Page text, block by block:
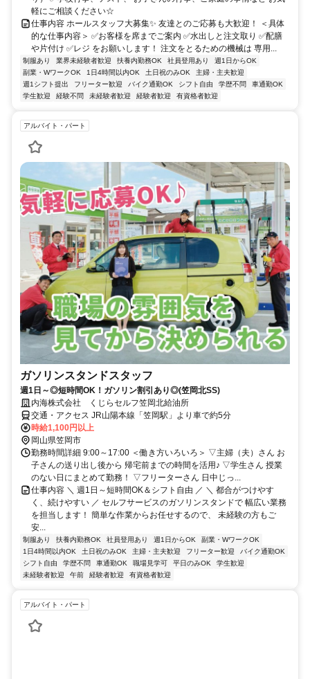
軽にご相談ください☆
仕事内容 ホールスタッフ大募集✨ 友達とのご応募も大歓迎！ ＜具体
的な仕事内容＞ ✅お客様を席までご案内 ✅水出しと注文取り ✅配膳
や片付け ✅レジ をお願いします！ 注文をとるための機械は 専用...
制服あり 業界未経験者歓迎 扶養内勤務OK 社員登用あり
週1日からOK
副業・WワークOK
1日4時間以内OK 土日祝のみOK
主婦・主夫歓迎
週1シフト提出
フリーター歓迎 バイク通勤OK シフト自由 学歴不問
車通勤OK
学生歓迎
経験不問 未経験者歓迎 経験者歓迎 有資格者歓迎
アルバイト・パート
ガソリンスタンドスタッフ
週1日～◎短時間OK！ガソリン割引あり◎(笠岡北SS)
内海株式会社 くじらセルフ笠岡北給油所
交通・アクセス JR山陽本線「笠岡駅」より車で約5分
時給1,100円以上
岡山県笠岡市
勤務時間詳細 9:00～17:00 ＜働き方いろいろ＞ ▽主婦（夫）さん お
子さんの送り出し後から 帰宅前までの時間を活用♪ ▽学生さん 授業
のない日にまとめて勤務！ ▽フリーターさん 日中じっ...
仕事内容 ＼ 週1日～短時間OK＆シフト自由 ／ ＼ 都合がつけやす
く、続けやすい ／ セルフサービスのガソリンスタンドで 幅広い業務
を担当します！ 簡単な作業からお任せするので、 未経験の方もご
安...
制服あり 扶養内勤務OK 社員登用あり 週1日からOK
副業・WワークOK
1日4時間以内OK
土日祝のみOK 主婦・主夫歓迎 フリーター歓迎
バイク通勤OK
シフト自由
学歴不問 車通勤OK 職場見学可 平日のみOK
学生歓迎
未経験者歓迎
午前 経験者歓迎 有資格者歓迎
アルバイト・パート